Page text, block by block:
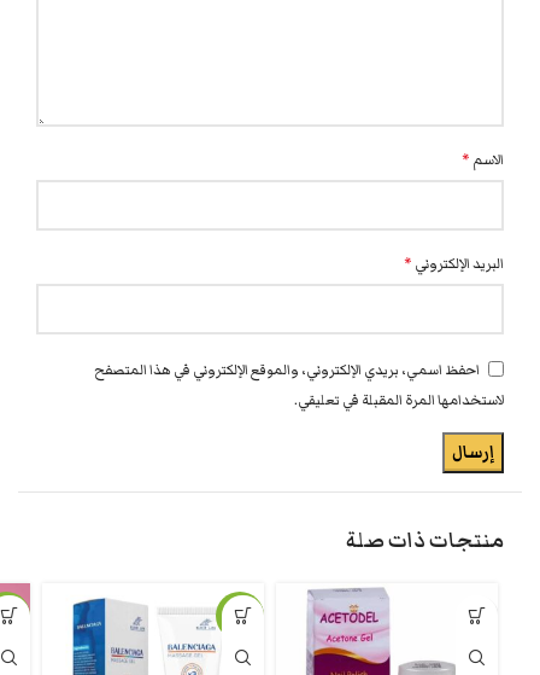
الاسم *
البريد الإلكتروني *
احفظ اسمي، بريدي الإلكتروني، والموقع الإلكتروني في هذا المتصفح
لاستخدامها المرة المقبلة في تعليقي.
منتجات ذات صلة
-31%